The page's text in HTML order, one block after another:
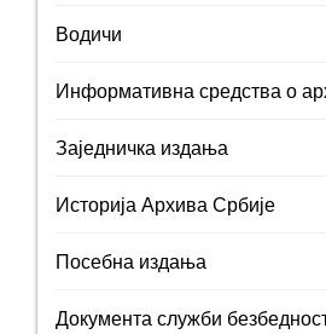
Водичи
Информативна средства о
Заједничка издања
Историја Архива Србије
Посебна издања
Документа служби